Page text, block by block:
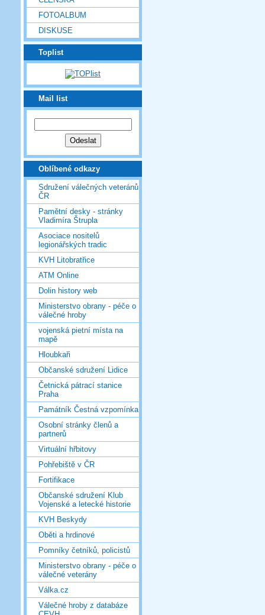
FOTOALBUM
DISKUSE
Toplist
Mail list
Oblíbené odkazy
Sdružení válečných veteránů
ČR
Pamětní desky - stránky
Vladimíra Štrupla
Asociace nositelů
legionářských tradic
KVH Litobratřice
ATM Online
Dolin history web
Ministerstvo obrany - péče o
válečné hroby
vojenská pietní místa na
mapě
Hloubkaři
Občanské sdružení Lidice
Četnická pátrací stanice
Praha
Památník Čestná vzpomínka
Osobní stránky členů a
partnerů
Virtuální hřbitovy
Pohřebiště v ČR
Fortifikace
Občanské sdružení Klub
Vojenské a letecké historie
KVH Beskydy
Oběti a hrdinové
Pomníky četníků, policistů
Ministerstvo obrany - péče o
válečné veterány
Válka.cz
Válečné hroby z databáze